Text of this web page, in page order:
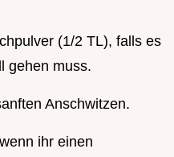
(1/2 TL), falls es
gehen muss.
Anschwitzen.
ihr einen